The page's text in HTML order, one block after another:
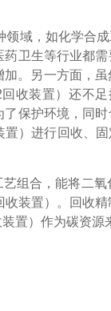
域，如化学合
卫生等行业都
。另一方面，
收装置）还不
保护环境，同
）进行回收、
组合，能将二
装置）。回收
置）作为碳资源